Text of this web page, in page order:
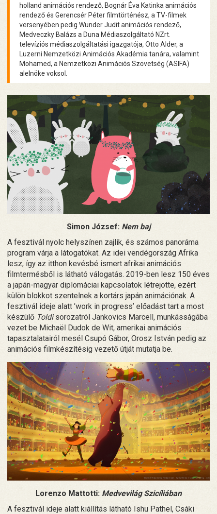
holland animációs rendező, Bognár Éva Katinka animációs
rendező és Gerencsér Péter filmtörténész, a TV-filmek
versenyében pedig Wunder Judit animációs rendező,
Medveczky Balázs a Duna Médiaszolgáltató NZrt.
televíziós médiaszolgáltatási igazgatója, Otto Alder, a
Luzerni Nemzetközi Animációs Akadémia tanára, valamint
Mohamed, a Nemzetközi Animációs Szövetség (ASIFA)
alelnöke voksol.
Simon József: Nem baj
A fesztivál nyolc helyszínen zajlik, és számos panoráma
program várja a látogatókat. Az idei vendégország Afrika
lesz, így az itthon kevésbé ismert afrikai animációs
filmtermésből is látható válogatás. 2019-ben lesz 150 éves
a japán-magyar diplomáciai kapcsolatok létrejötte, ezért
külön blokkot szentelnek a kortárs japán animációnak. A
fesztivál ideje alatt ’work in progress’ előadást tart a most
készülő Toldisorozatról Jankovics Marcell, munkásságába
vezet be Michaël Dudok de Wit, amerikai animációs
tapasztalatairól mesél Csupó Gábor, Orosz István pedig az
animációs filmkészítésig vezető útját mutatja be.
Lorenzo Mattotti: Medvevilág Szicíliában
A fesztivál ideje alatt kiállítás látható Ishu Pathel, Csáki